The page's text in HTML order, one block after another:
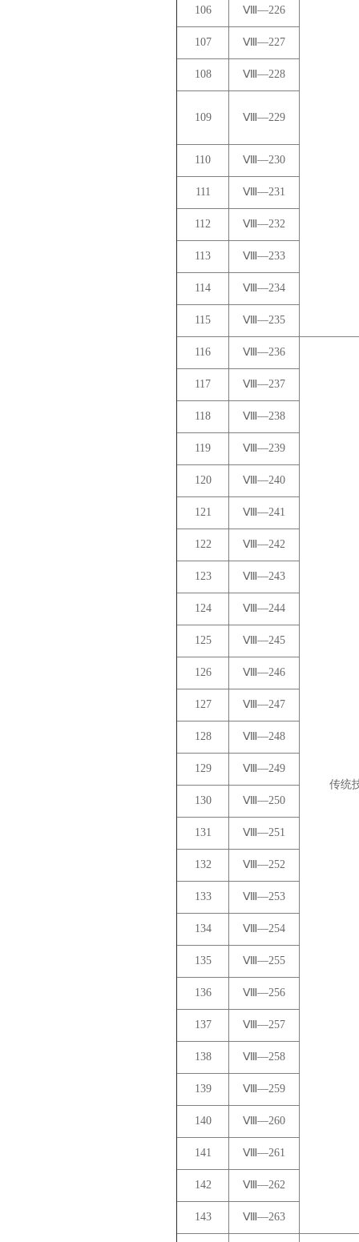
106 Ⅷ—226
107 Ⅷ—227
108 Ⅷ—228
109 Ⅷ—229
110 Ⅷ—230
111 Ⅷ—231
112 Ⅷ—232
113 Ⅷ—233
114 Ⅷ—234
115 Ⅷ—235
116 Ⅷ—236
传统
117 Ⅷ—237
118 Ⅷ—238
119 Ⅷ—239
120 Ⅷ—240
121 Ⅷ—241
122 Ⅷ—242
123 Ⅷ—243
124 Ⅷ—244
125 Ⅷ—245
126 Ⅷ—246
127 Ⅷ—247
128 Ⅷ—248
129 Ⅷ—249
130 Ⅷ—250
131 Ⅷ—251
132 Ⅷ—252
133 Ⅷ—253
134 Ⅷ—254
135 Ⅷ—255
136 Ⅷ—256
137 Ⅷ—257
138 Ⅷ—258
139 Ⅷ—259
140 Ⅷ—260
141 Ⅷ—261
142 Ⅷ—262
143 Ⅷ—263